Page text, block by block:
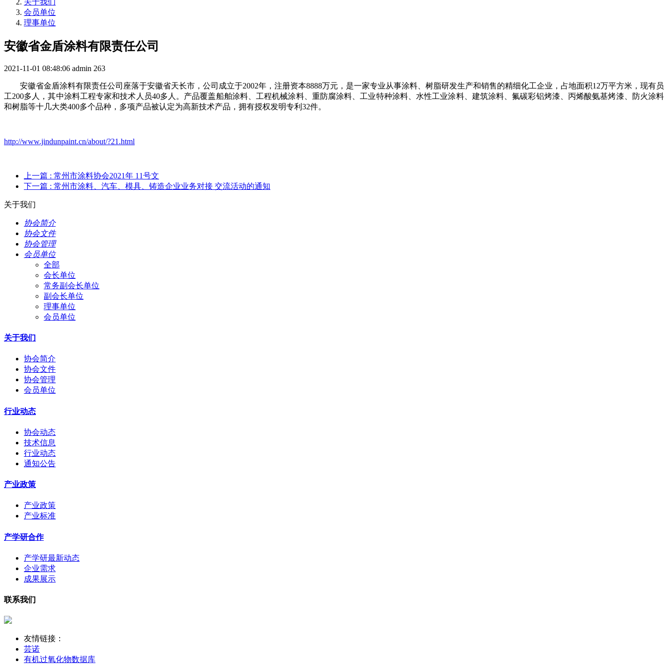
关于我们
会员单位
理事单位
安徽省金盾涂料有限责任公司
2021-11-01 08:48:06 admin 263
安徽省金盾涂料有限责任公司座落于安徽省天长市，公司成立于2002年，注册资本8888万元，是一家专业从事涂料、树脂研发生产和销售的精细化工企业，占地面积12万平方米，现有员
工200多人，其中涂料工程专家和技术人员40多人。产品覆盖船舶涂料、工程机械涂料、重防腐涂料、工业特种涂料、水性工业涂料、建筑涂料、氟碳彩铝烤漆、丙烯酸氨基烤漆、防火涂料
和树脂等十几大类400多个品种，多项产品被认定为高新技术产品，拥有授权发明专利32件。
http://www.jindunpaint.cn/about/?21.html
上一篇 : 常州市涂料协会2021年 11号文
下一篇 : 常州市涂料、汽车、模具、铸造企业业务对接 交流活动的通知
关于我们
协会简介
协会文件
协会管理
会员单位
全部
会长单位
常务副会长单位
副会长单位
理事单位
会员单位
关于我们
协会简介
协会文件
协会管理
会员单位
行业动态
协会动态
技术信息
行业动态
通知公告
产业政策
产业政策
产业标准
产学研合作
产学研最新动态
企业需求
成果展示
联系我们
友情链接：
芸诺
有机过氧化物数据库